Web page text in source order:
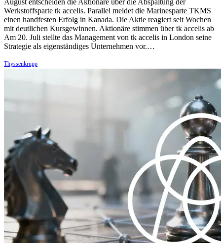
Werkstoffsparte tk accelis. Parallel meldet die Marinesparte TKMS
einen handfesten Erfolg in Kanada. Die Aktie reagiert seit Wochen
mit deutlichen Kursgewinnen. Aktionäre stimmen über tk accelis ab
Am 20. Juli stellte das Management von tk accelis in London seine
Strategie als eigenständiges Unternehmen vor.…
Thyssenkrupp